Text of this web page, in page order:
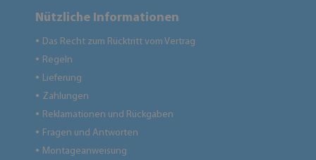
Nützliche Informationen
● Das Recht zum Rücktritt vom Vertrag
● Regeln
● Lieferung
● Zahlungen
● Reklamationen und Rückgaben
● Fragen und Antworten
● Montageanweisung